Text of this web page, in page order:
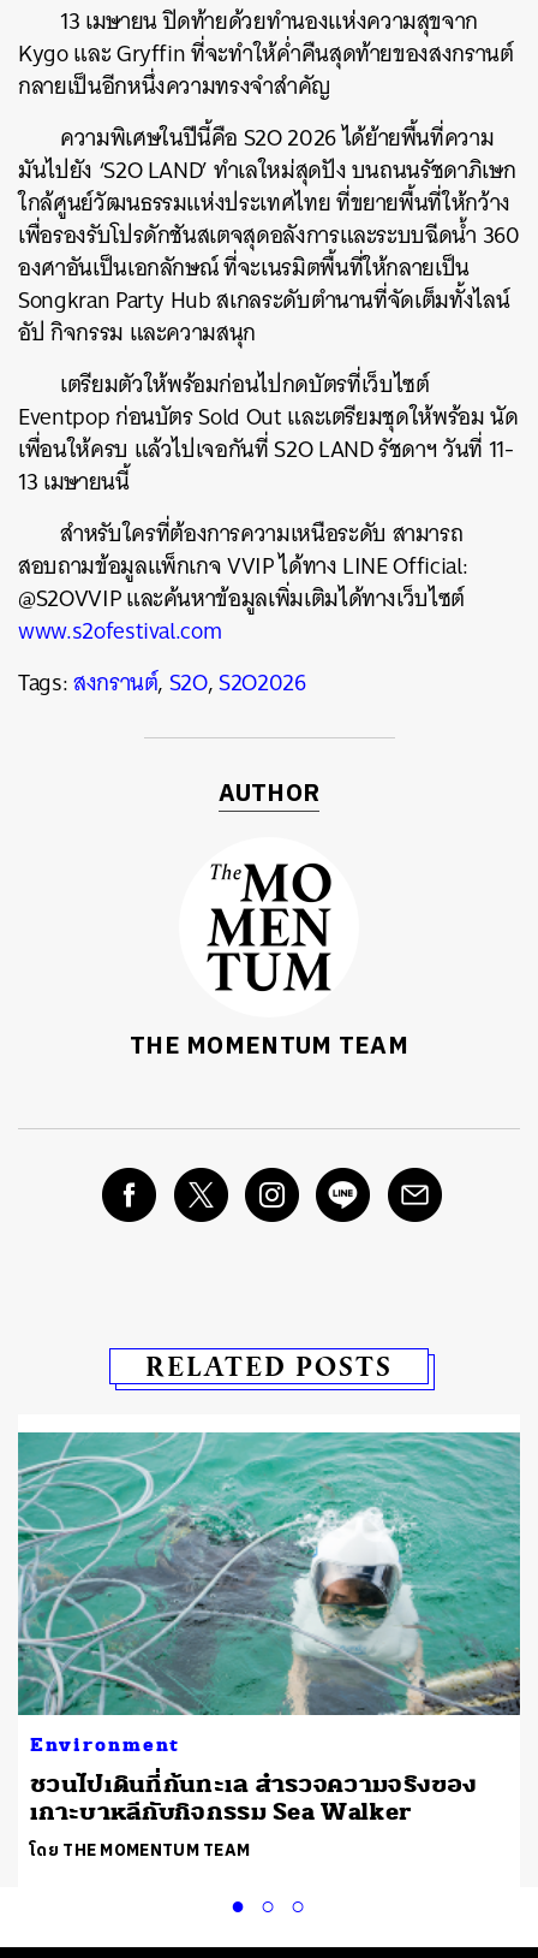
13 เมษายน ปิดท้ายด้วยทำนองแห่งความสุขจาก
Kygo และ Gryffin ที่จะทำให้ค่ำคืนสุดท้ายของสงกรานต์
กลายเป็นอีกหนึ่งความทรงจำสำคัญ
ความพิเศษในปีนี้คือ S2O 2026 ได้ย้ายพื้นที่ความ
มันไปยัง ‘S2O LAND’ ทำเลใหม่สุดปัง บนถนนรัชดาภิเษก
ใกล้ศูนย์วัฒนธรรมแห่งประเทศไทย ที่ขยายพื้นที่ให้กว้าง
เพื่อรองรับโปรดักชันสเตจสุดอลังการและระบบฉีดน้ำ 360
องศาอันเป็นเอกลักษณ์ ที่จะเนรมิตพื้นที่ให้กลายเป็น
Songkran Party Hub สเกลระดับตำนานที่จัดเต็มทั้งไลน์
อัป กิจกรรม และความสนุก
เตรียมตัวให้พร้อมก่อนไปกดบัตรที่เว็บไซต์
Eventpop ก่อนบัตร Sold Out และเตรียมชุดให้พร้อม นัด
เพื่อนให้ครบ แล้วไปเจอกันที่ S2O LAND รัชดาฯ วันที่ 11-
13 เมษายนนี้
สำหรับใครที่ต้องการความเหนือระดับ สามารถ
สอบถามข้อมูลแพ็กเกจ VVIP ได้ทาง LINE Official:
@S2OVVIP และค้นหาข้อมูลเพิ่มเติมได้ทางเว็บไซต์
www.s2ofestival.com
Tags:สงกรานต์,S2O,S2O2026
AUTHOR
THE MOMENTUM TEAM
RELATED POSTS
Environment
ชวนไปเดินที่ก้นทะเล สำรวจความจริงของ
เกาะบาหลีกับกิจกรรม Sea Walker
โดย THE MOMENTUM TEAM
ค้นหา
SHARE TWEET LINE EMAIL